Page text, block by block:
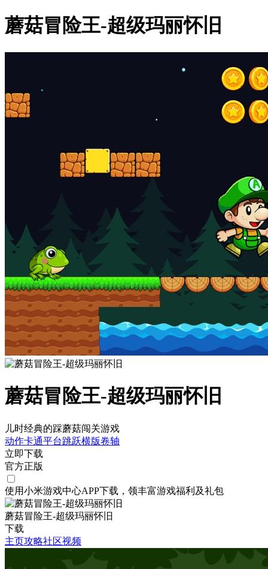
蘑菇冒险王-超级玛丽怀旧
蘑菇冒险王-超级玛丽怀旧
儿时经典的踩蘑菇闯关游戏
动作卡通平台跳跃横版卷轴
立即下载
官方正版
使用小米游戏中心APP下载 ，领丰富游戏福利 及礼包
蘑菇冒险王-超级玛丽怀旧
下载
主页攻略社区视频